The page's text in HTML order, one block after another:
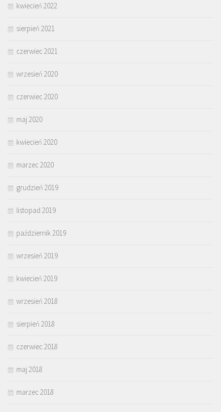
kwiecień 2022
sierpień 2021
czerwiec 2021
wrzesień 2020
czerwiec 2020
maj 2020
kwiecień 2020
marzec 2020
grudzień 2019
listopad 2019
październik 2019
wrzesień 2019
kwiecień 2019
wrzesień 2018
sierpień 2018
czerwiec 2018
maj 2018
marzec 2018